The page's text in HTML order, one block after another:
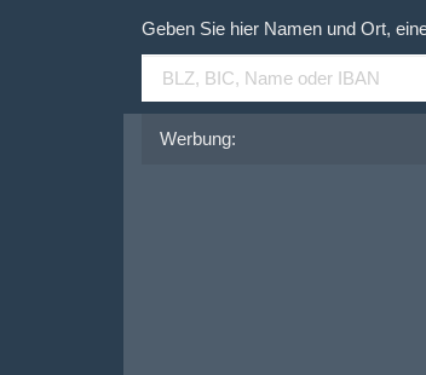
Geben Sie hier Namen und Ort,
Werbung: